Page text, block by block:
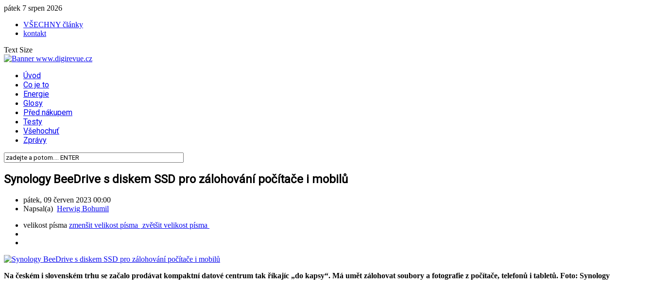
pátek 7 srpen 2026
VŠECHNY články
kontakt
Text Size
Úvod
Co je to
Energie
Glosy
Před nákupem
Testy
Všehochuť
Zprávy
Synology BeeDrive s diskem SSD pro zálohování počítače i mobilů
pátek, 09 červen 2023 00:00
Napsal(a) Herwig Bohumil
velikost písma zmenšit velikost písma zvětšit velikost písma
Na českém i slovenském trhu se začalo prodávat kompaktní datové centrum tak říkajíc „do kapsy“. Má umět zálohovat soubory a fotografie z počítače, telefonů i tabletů. Foto: Synology